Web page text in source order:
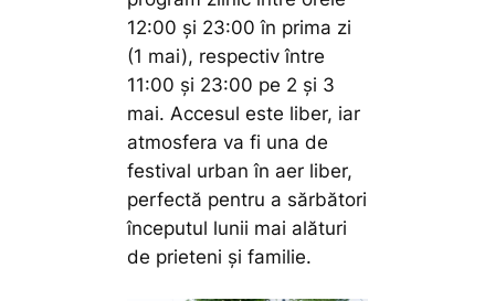
12:00 și 23:00 în prima zi
(1 mai), respectiv între
11:00 și 23:00 pe 2 și 3
mai. Accesul este liber, iar
atmosfera va fi una de
festival urban în aer liber,
perfectă pentru a sărbători
începutul lunii mai alături
de prieteni și familie.